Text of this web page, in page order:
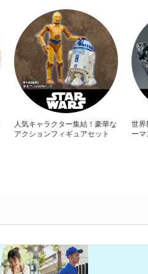
人気キャラクター集結！豪華な
アクションフィギュアセット
世界
ー